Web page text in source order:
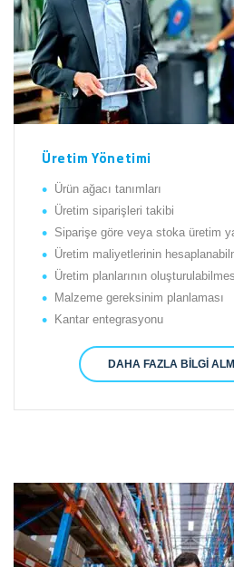
Üretim Yönetimi
Ürün ağacı tanımları
Üretim siparişleri takibi
Siparişe göre veya stoka üretim
Üretim maliyetlerinin
Üretim planlarının
Malzeme gereksinim planlaması
Kantar entegrasyonu
DAHA FAZLA BILGI